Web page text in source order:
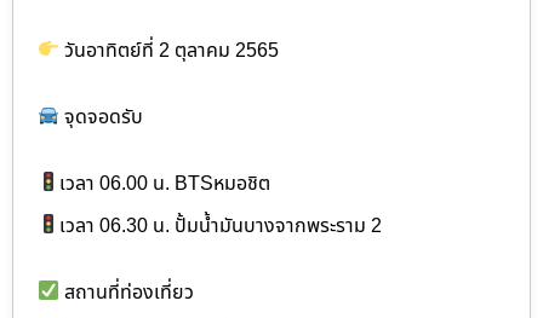
วันอาทิตย์ที่ 2 ตุลาคม 2565
จุดจอดรับ
เวลา 06.00 น. BTSหมอชิต
เวลา 06.30 น. ปั้มน้ำมันบางจากพระราม 2
สถานที่ท่องเที่ยว